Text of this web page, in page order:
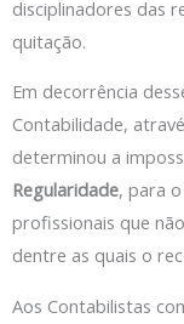
disciplinadores das
quitação.
Em decorrência
Contabilidade,
determinou a
Regularidade, para
profissionais que
dentre as quais o
Aos Contabilistas